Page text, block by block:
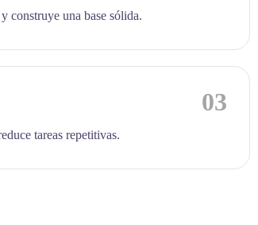
construye una base sólida.
03
tareas repetitivas.